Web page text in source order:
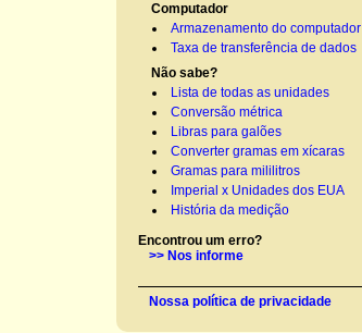
Computador
Armazenamento do computador
Taxa de transferência de dados
Não sabe?
Lista de todas as unidades
Conversão métrica
Libras para galões
Converter gramas em xícaras
Gramas para mililitros
Imperial x Unidades dos EUA
História da medição
Encontrou um erro?
>> Nos informe
Nossa política de privacidade